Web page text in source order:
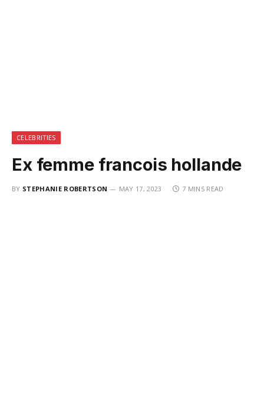
CELEBRITIES
Ex femme francois hollande
BY STEPHANIE ROBERTSON MAY 17, 2023 7 MINS READ